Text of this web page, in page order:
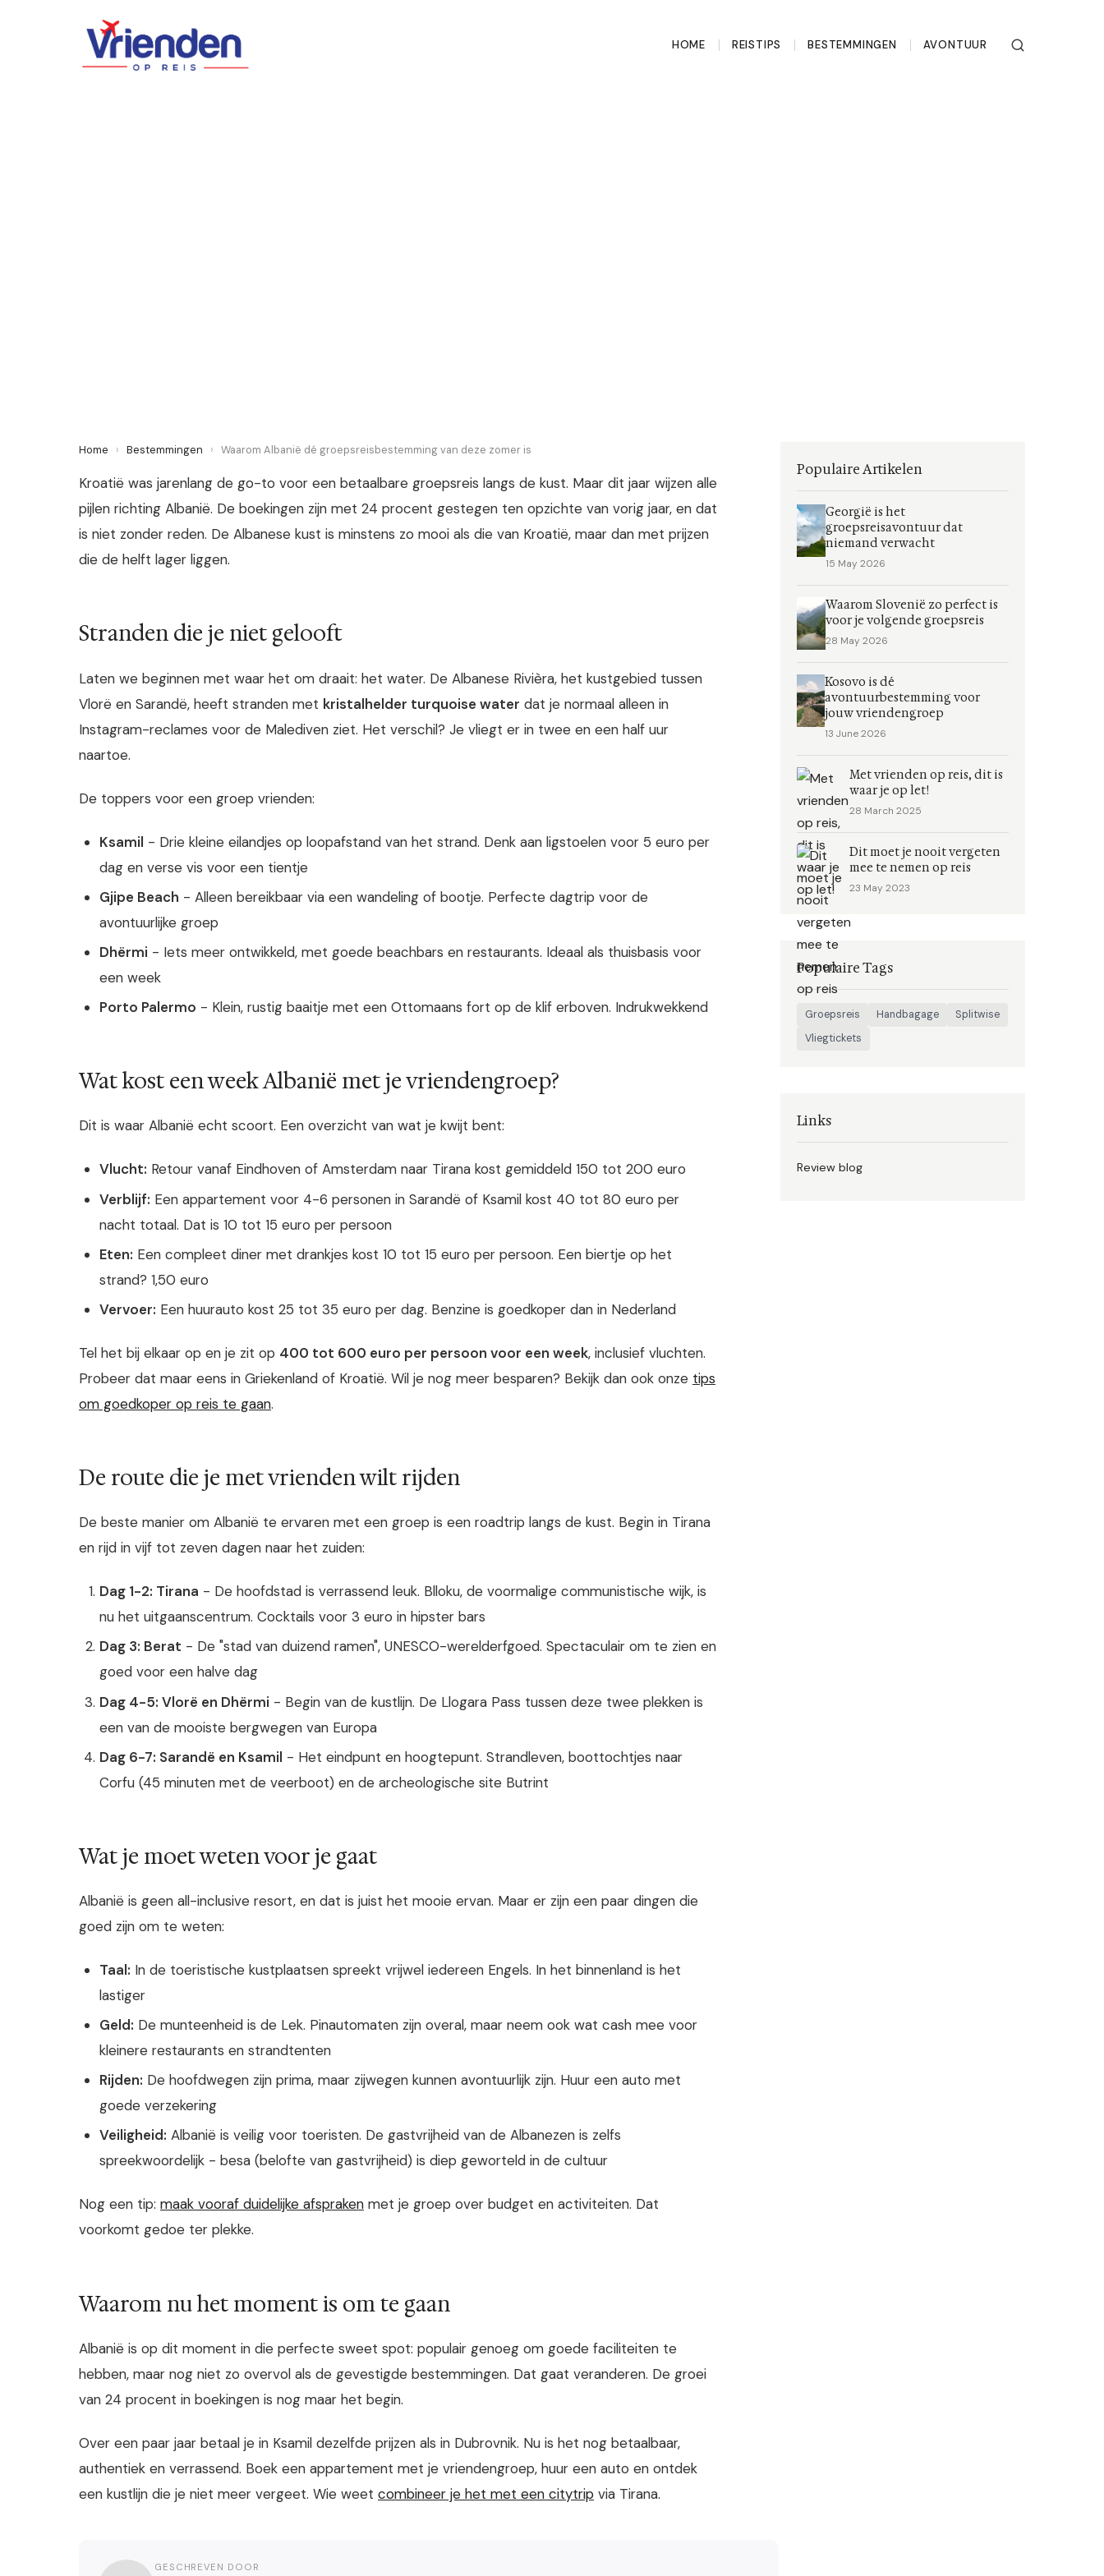
HOME REISTIPS BESTEMMINGEN AVONTUUR
Home › Bestemmingen › Waarom Albanië dé groepsreisbestemming van deze zomer is
Kroatië was jarenlang de go-to voor een betaalbare groepsreis langs de kust. Maar dit jaar wijzen alle
pijlen richting Albanië. De boekingen zijn met 24 procent gestegen ten opzichte van vorig jaar, en dat
is niet zonder reden. De Albanese kust is minstens zo mooi als die van Kroatië, maar dan met prijzen
die de helft lager liggen.
Stranden die je niet gelooft
Laten we beginnen met waar het om draait: het water. De Albanese Rivièra, het kustgebied tussen
Vlorë en Sarandë, heeft stranden met kristalhelder turquoise water dat je normaal alleen in
Instagram-reclames voor de Malediven ziet. Het verschil? Je vliegt er in twee en een half uur
naartoe.
De toppers voor een groep vrienden:
Ksamil - Drie kleine eilandjes op loopafstand van het strand. Denk aan ligstoelen voor 5 euro per
dag en verse vis voor een tientje
Gjipe Beach - Alleen bereikbaar via een wandeling of bootje. Perfecte dagtrip voor de
avontuurlijke groep
Dhërmi - Iets meer ontwikkeld, met goede beachbars en restaurants. Ideaal als thuisbasis voor
een week
Porto Palermo - Klein, rustig baaitje met een Ottomaans fort op de klif erboven. Indrukwekkend
Wat kost een week Albanië met je vriendengroep?
Dit is waar Albanië echt scoort. Een overzicht van wat je kwijt bent:
Vlucht: Retour vanaf Eindhoven of Amsterdam naar Tirana kost gemiddeld 150 tot 200 euro
Verblijf: Een appartement voor 4-6 personen in Sarandë of Ksamil kost 40 tot 80 euro per
nacht totaal. Dat is 10 tot 15 euro per persoon
Eten: Een compleet diner met drankjes kost 10 tot 15 euro per persoon. Een biertje op het
strand? 1,50 euro
Vervoer: Een huurauto kost 25 tot 35 euro per dag. Benzine is goedkoper dan in Nederland
Tel het bij elkaar op en je zit op 400 tot 600 euro per persoon voor een week, inclusief vluchten.
Probeer dat maar eens in Griekenland of Kroatië. Wil je nog meer besparen? Bekijk dan ook onze tips
om goedkoper op reis te gaan.
De route die je met vrienden wilt rijden
De beste manier om Albanië te ervaren met een groep is een roadtrip langs de kust. Begin in Tirana
en rijd in vijf tot zeven dagen naar het zuiden:
Dag 1-2: Tirana - De hoofdstad is verrassend leuk. Blloku, de voormalige communistische wijk, is
nu het uitgaanscentrum. Cocktails voor 3 euro in hipster bars
Dag 3: Berat - De "stad van duizend ramen", UNESCO-werelderfgoed. Spectaculair om te zien en
goed voor een halve dag
Dag 4-5: Vlorë en Dhërmi - Begin van de kustlijn. De Llogara Pass tussen deze twee plekken is
een van de mooiste bergwegen van Europa
Dag 6-7: Sarandë en Ksamil - Het eindpunt en hoogtepunt. Strandleven, boottochtjes naar
Corfu (45 minuten met de veerboot) en de archeologische site Butrint
Wat je moet weten voor je gaat
Albanië is geen all-inclusive resort, en dat is juist het mooie ervan. Maar er zijn een paar dingen die
goed zijn om te weten:
Taal: In de toeristische kustplaatsen spreekt vrijwel iedereen Engels. In het binnenland is het
lastiger
Geld: De munteenheid is de Lek. Pinautomaten zijn overal, maar neem ook wat cash mee voor
kleinere restaurants en strandtenten
Rijden: De hoofdwegen zijn prima, maar zijwegen kunnen avontuurlijk zijn. Huur een auto met
goede verzekering
Veiligheid: Albanië is veilig voor toeristen. De gastvrijheid van de Albanezen is zelfs
spreekwoordelijk - besa (belofte van gastvrijheid) is diep geworteld in de cultuur
Nog een tip: maak vooraf duidelijke afspraken met je groep over budget en activiteiten. Dat
voorkomt gedoe ter plekke.
Waarom nu het moment is om te gaan
Albanië is op dit moment in die perfecte sweet spot: populair genoeg om goede faciliteiten te
hebben, maar nog niet zo overvol als de gevestigde bestemmingen. Dat gaat veranderen. De groei
van 24 procent in boekingen is nog maar het begin.
Over een paar jaar betaal je in Ksamil dezelfde prijzen als in Dubrovnik. Nu is het nog betaalbaar,
authentiek en verrassend. Boek een appartement met je vriendengroep, huur een auto en ontdek
een kustlijn die je niet meer vergeet. Wie weet combineer je het met een citytrip via Tirana.
GESCHREVEN DOOR
Populaire Artikelen
Georgië is het
groepsreisavontuur dat
niemand verwacht
15 May 2026
Waarom Slovenië zo perfect is
voor je volgende groepsreis
28 May 2026
Kosovo is dé
avontuurbestemming voor
jouw vriendengroep
13 June 2026
Met vrienden op reis, dit is
waar je op let!
28 March 2025
Dit moet je nooit vergeten
mee te nemen op reis
23 May 2023
Populaire Tags
Groepsreis Handbagage
Splitwise
Vliegtickets
Links
Review blog